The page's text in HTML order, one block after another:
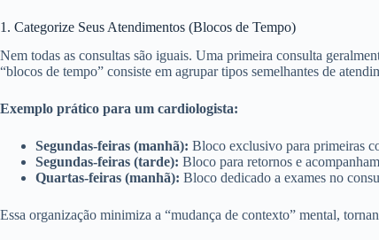
1. Categorize Seus Atendimentos (Blocos de Tempo)
Nem todas as consultas são iguais. Uma primeira consulta
“blocos de tempo” consiste em agrupar tipos semelhantes de
Exemplo prático para um cardiologista:
Segundas-feiras (manhã): Bloco exclusivo para primeiras
Segundas-feiras (tarde): Bloco para retornos e
Quartas-feiras (manhã): Bloco dedicado a exames no
Essa organização minimiza a “mudança de contexto” mental,